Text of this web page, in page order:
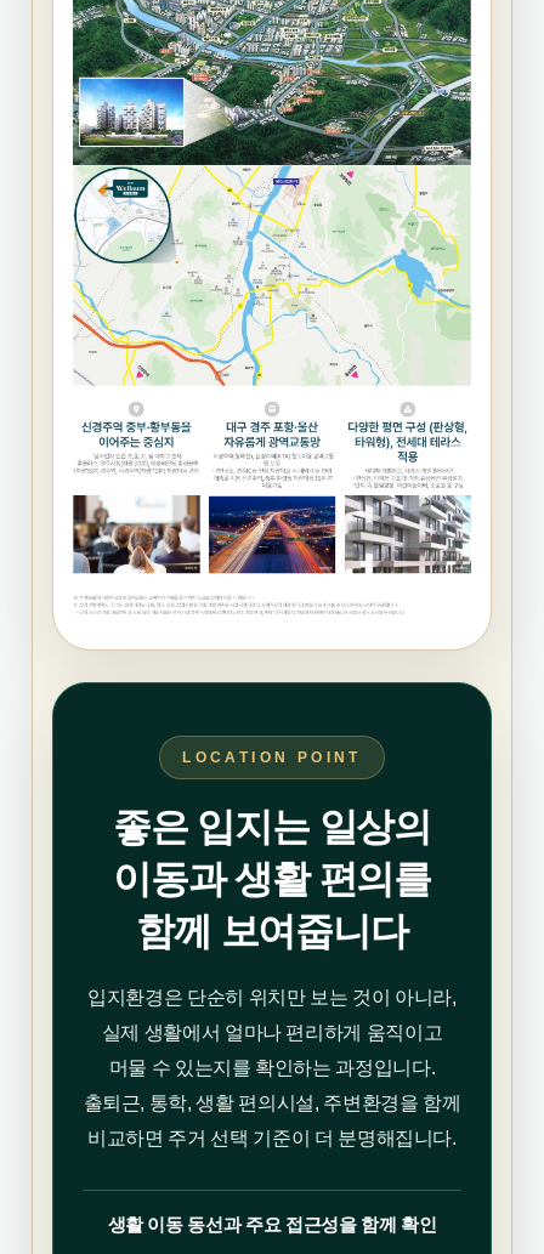
LOCATION POINT
좋은 입지는 일상의
이동과 생활 편의를
함께 보여줍니다
입지환경은 단순히 위치만 보는 것이 아니라,
실제 생활에서 얼마나 편리하게 움직이고
머물 수 있는지를 확인하는 과정입니다.
출퇴근, 통학, 생활 편의시설, 주변환경을 함께
비교하면 주거 선택 기준이 더 분명해집니다.
생활 이동 동선과 주요 접근성을 함께 확인